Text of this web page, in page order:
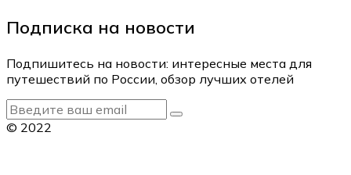
Подписка на новости
Подпишитесь на новости: интересные места для
путешествий по России, обзор лучших отелей
© 2022